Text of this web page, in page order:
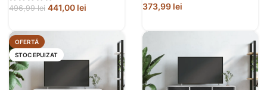
496,99lei 441,00 lei 373,99 lei
OFERTĂ
STOC EPUIZAT